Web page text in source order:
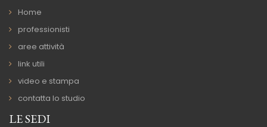
Home
professionisti
aree attività
link utili
video e stampa
contatta lo studio
LE SEDI